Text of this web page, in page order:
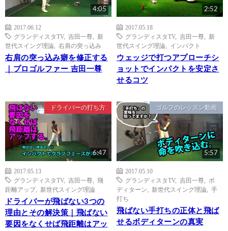
4:05
2017.06.12
グランディスタTV, 吉田一尊
新
世代スイング理論
右肩の突っ込み
右肩の突っ込み癖を修正する
｜プロゴルファー 吉田一尊
2:52
2017.05.18
グランディスタTV, 吉田一尊
新
世代スイング理論
インパクト
ウェッジで打つアプローチシ
ョットでインパクトを安定さ
せるコツ
ドライバーの打ち方
6:47
2017.05.13
グランディスタTV, 吉田一尊
飛
距離アップ, 新世代スイング理論
ドライバーが飛ばない3つの
理由とその解決策｜飛ばない
要因をなくせば飛距離はアッ
ゴルフのレッスン動画
5:57
2017.05.10
グランディスタTV, 吉田一尊
ボ
ディターン
新世代スイング理論
手
打ち
飛ばない手打ちの正体と飛ば
せるボディターンの真実